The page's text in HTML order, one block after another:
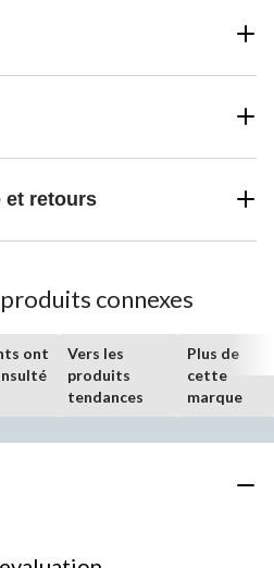
et retours
connexes
ont
Vers les
produits
tendances
Plus de
cette
marque